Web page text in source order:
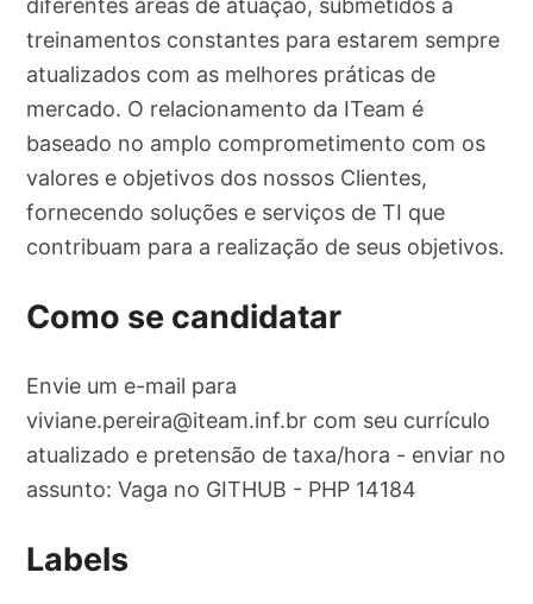
diferentes áreas de atuação, submetidos a
treinamentos constantes para estarem sempre
atualizados com as melhores práticas de
mercado. O relacionamento da ITeam é
baseado no amplo comprometimento com os
valores e objetivos dos nossos Clientes,
fornecendo soluções e serviços de TI que
contribuam para a realização de seus objetivos.
Como se candidatar
Envie um e-mail para
viviane.pereira@iteam.inf.br com seu currículo
atualizado e pretensão de taxa/hora - enviar no
assunto: Vaga no GITHUB - PHP 14184
Labels